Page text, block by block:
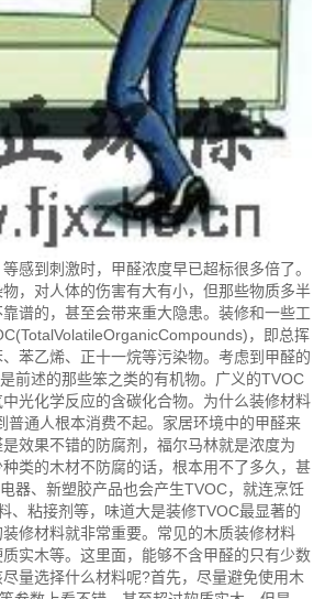
到刺激时，甲醛浓度早已超标很多倍了。
，对人体的伤害有大有小，但那些物质多半
谱的，甚至会带来重大隐患。装修和一些工
，即总挥
苯乙烯、正十一烷等污染物。考虑到甲醛的
前述的那些笨之类的有机物。广义的TVOC
光化学反应的含碳化合物。为什么装修材料
通人根本消费不起。家居环境中的甲醛来
效果不错的防腐剂，福尔马林就是浓度为
类的木材不防腐的话，根本用不了多久，甚
器、新塑胶产品也会产生TVOC，就连烹饪
、粘接剂等，味道大是装修TVOC最显著的
修材料就非常重要。常见的木质装修材料
实木等。这里面，能够不含甲醛的只有少数
量选择什么材料呢?首先，尽量避免使用木